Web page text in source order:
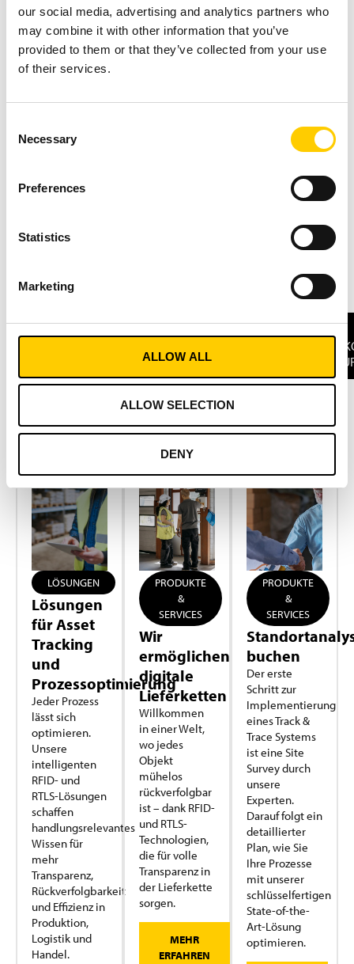
our social media, advertising and analytics partners who
may combine it with other information that you’ve
provided to them or that they’ve collected from your use
of their services.
Selection
Necessary
Preferences
Statistics
Marketing
ALLOW ALL
ALLOW SELECTION
DENY
Maschine einzuspeisen, warnt das System
automatisch.
Automatische Daten­verknüpfung:Die Turck
Vilant‑Software erstellt automatisch
Die
Software sammelt jährlich mehr als 100 Millionen
Der Vilant Visibility Manager stellt leistungsfähige
Bearbeitung von Daten zu einzelnen Reifen,
Komponenten, Rohstoffen und Maschinen bereit.
Interesse geweckt?
Sprechen Sie mit uns
LÖSUNGEN
Lösungen
für Asset
Tracking
und
Prozessoptimierung
Jeder Prozess
lässt sich
optimieren.
Unsere
intelligenten
RFID- und
RTLS-Lösungen
schaffen
handlungsrelevantes
Wissen für
mehr
Transparenz,
Rückverfolgbarkeit
und Effizienz in
Produktion,
Logistik und
Handel.
PRODUKTE
&
SERVICES
Wir
ermöglichen
digitale
Lieferketten
Willkommen
in einer Welt,
wo jedes
Objekt
mühelos
rückverfolgbar
ist – dank RFID-
und RTLS-
Technologien,
die für volle
Transparenz in
der Lieferkette
sorgen.
MEHR
ERFAHREN
PRODUKTE
&
SERVICES
buchen
Der erste
Schritt zur
Implementierung
eines Track &
Trace Systems
ist eine Site
Survey durch
unsere
Experten.
Darauf folgt ein
detaillierter
Plan, wie Sie
Ihre Prozesse
mit unserer
schlüsselfertigen
State-of-the-
Art-Lösung
optimieren.